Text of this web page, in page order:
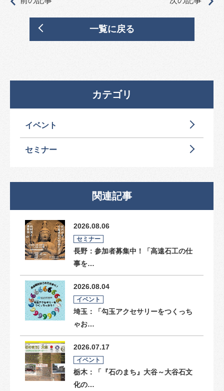
一覧に戻る
カテゴリ
イベント
セミナー
関連記事
2026.08.06
セミナー
長野：参加者募集中！「高遠石工の仕
事を…
2026.08.04
イベント
埼玉：「勾玉アクセサリーをつくっち
ゃお…
2026.07.17
イベント
栃木：「『石のまち』大谷～大谷石文
化の…